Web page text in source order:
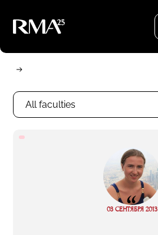
All faculties
“
03 СЕНТЯБРЯ 2013